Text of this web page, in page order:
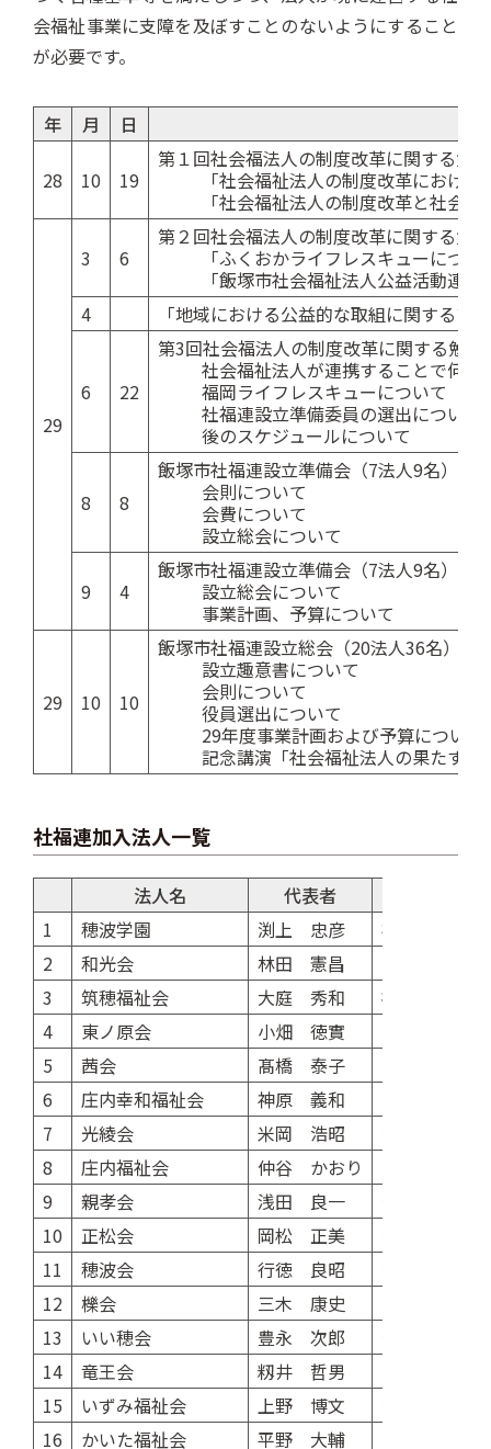
会福祉事業に支障を及ぼすことのないようにすること
が必要です。
年 月 日
28 10 19
第１回社会福法人の制度改革に関する勉
「社会福祉法人の制度改革におけ
「社会福祉法人の制度改革と社会
29
3 6
第２回社会福法人の制度改革に関する勉
「ふくおかライフレスキューにつ
「飯塚市社会福祉法人公益活動連
4
「地域における公益的な取組に関するア
6 22
第3回社会福法人の制度改革に関する勉
社会福祉法人が連携することで何が
福岡ライフレスキューについて
社福連設立準備委員の選出について
後のスケジュールについて
8 8
飯塚市社福連設立準備会（7法人9名）
会則について
会費について
設立総会について
9 4
飯塚市社福連設立準備会（7法人9名）
設立総会について
事業計画、予算について
29 10 10
飯塚市社福連設立総会（20法人36名）
設立趣意書について
会則について
役員選出について
29年度事業計画および予算について
記念講演「社会福祉法人の果たす
社福連加入法人一覧
法人名 代表者
1
穂波学園 渕上 忠彦
福祉型障が
2
和光会 林田 憲昌
3
筑穂福祉会 大庭 秀和
社会就労セ
4
東ノ原会 小畑 徳實
5
茜会 髙橋 泰子
6
庄内幸和福祉会 神原 義和
7
光綾会 米岡 浩昭
8
庄内福祉会 仲谷 かおり
9
親孝会 浅田 良一
10
正松会 岡松 正美
11
穂波会 行徳 良昭
12
櫟会 三木 康史
13
いい穂会 豊永 次郎
14
竜王会 籾井 哲男
15
いずみ福祉会 上野 博文
16
かいた福祉会 平野 大輔